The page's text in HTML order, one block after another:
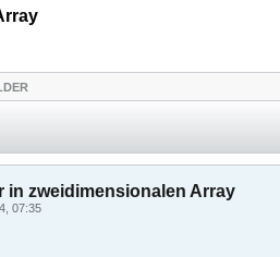
in zweidimensionalen Array
07:35